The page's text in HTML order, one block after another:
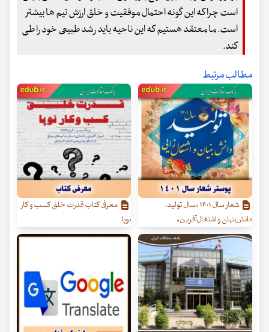
است چرا که این گونه احتمال موفقیت و خلق ارزش تیم ها بیشتر
است. ما معتقد هستیم که این ناحیه باید رشد طبیعی خود را طی
کند.
مطالب مرتبط
شعار سال ۱۴۰۱ «سال تولید،
دانش‌بنیان و اشتغال‌آفرین»
معرفی کتاب قدرت خلق کسب‌ و کار
نوپا